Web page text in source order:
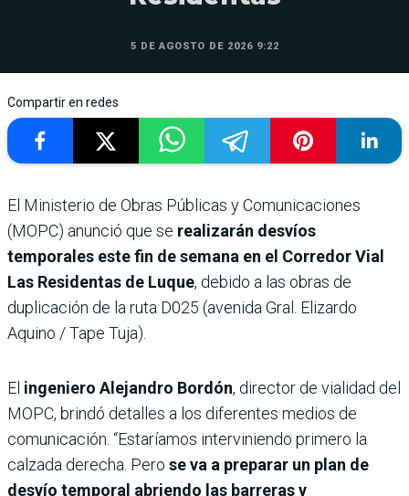
5 DE AGOSTO DE 2026 9:22
Compartir en redes
El Ministerio de Obras Públicas y Comunicaciones
(MOPC) anunció que se realizarán desvíos
temporales este fin de semana en el Corredor Vial
Las Residentas de Luque, debido a las obras de
duplicación de la ruta D025 (avenida Gral. Elizardo
Aquino / Tape Tuja).
El ingeniero Alejandro Bordón, director de vialidad del
MOPC, brindó detalles a los diferentes medios de
comunicación. “Estaríamos interviniendo primero la
calzada derecha. Pero se va a preparar un plan de
desvío temporal abriendo las barreras y